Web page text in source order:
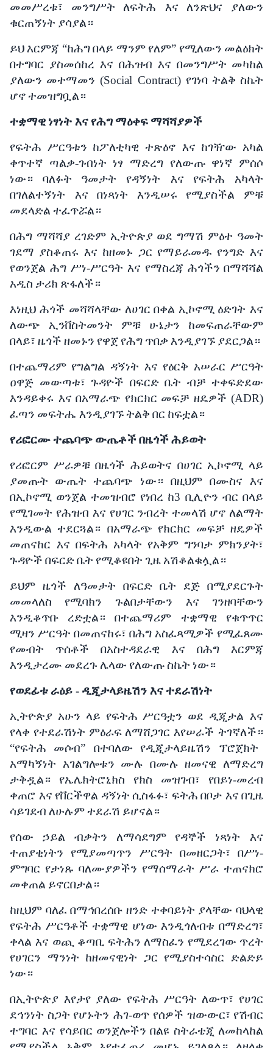
መመሥረቱ፣
መንግሥት ለፍትሕ እና ለንጽህና
ያለውን
ቁርጠኝነት ያሳያል።
ይህእርምጃ “ከሕግ በላይ ማንም የለም” የሚለውን መልዕክት
በተግባር ያስመሰከረ እና በሕዝብ እና በመንግሥት መካከል
ያለውን መተማመን (Social Contract) የገነባ ትልቅ ስኬት
ሆኖተመዝግቧል።
ተቋማዊ ነፃነት እና የሕግ ማዕቀፍ ማሻሻያዎች
የፍትሕ ሥርዓቱን ከፖለቲካዊ ተጽዕኖ እና ከገዥው አካል
ቀጥተኛ ጣልቃ-ገብነት ነፃ ማድረግ የለውጡ ዋነኛ ምሰሶ
ነው።
ባለፉት ዓመታት የዳኝነት እና የፍትሕ
አካላት
በገለልተኝነት እና
በነጻነት እንዲሠሩ የሚያስችል
ምቹ
መደላድል ተፈጥሯል።
በሕግ ማሻሻያ ረገድም ኢትዮጵያ ወደ ግማሽ ምዕተ ዓመት
ገደማ ያስቆጠሩ እና ከዘመኑ ጋር የማይራመዱ የንግድ እና
የወንጀል ሕግ ሥነ-ሥርዓት እና የማስረጃ ሕጎችን በማሻሻል
አዲስ ታሪክ ጽፋለች።
እነዚህ ሕጎች መሻሻላቸው ለሀገር በቀል ኢኮኖሚ ዕድገት እና
ለውጭ
ኢንቨስትመንት ምቹ ሁኔታን
ከመፍጠራቸውም
በላይ፣ ዜጎች ዘመኑን የዋጀ የሕግ ጥበቃ እንዲያገኙ ያደርጋል።
በተጨማሪም የግልግል ዳኝነት እና የዕርቅ አሠራር ሥርዓት
ዐዋጅ መውጣቱ፣ ጉዳዮች በፍርድ ቤት ብቻ ተቀፍድደው
እንዳይቀሩ እና በአማራጭ የክርክር መፍቻ ዘዴዎች (ADR)
ፈጣን መፍትሔ እንዲያገኙትልቅ በር ከፍቷል።
የሪፎርሙተጨባጭ ውጤቶችበዜጎችሕይወት
የሪፎርም ሥራዎቹ በዜጎች ሕይወትና በሀገር ኢኮኖሚ ላይ
ያመጡት
ውጤት ተጨባጭ ነው። በዚህም በሙስና እና
በኢኮኖሚ ወንጀል ተመዝብሮ የነበረ ከ3 ቢሊዮን ብር በላይ
የሚገመት የሕዝብ እና የሀገር ንብረት ተመላሽ ሆኖ ለልማት
እንዲውል ተደርጓል። በአማራጭ የክርክር መፍቻ ዘዴዎች
መጠናከር እና በፍትሕ አካላት የአቅም ግንባታ ምክንያት፣
ጉዳዮች በፍርድቤት የሚቆዩበት ጊዜ አሽቆልቁሏል።
ይህም ዜጎች ለዓመታት በፍርድ ቤት ደጅ በሚያደርጉት
መመላለስ
የሚባክን ጉልበታቸውን እና
ገንዘባቸውን
እንዲቆጥቡ
ረድቷል። በተጨማሪም ተቋማዊ
የቁጥጥር
ሚዛን ሥርዓት በመጠናከሩ፣ በሕግ አስፈጻሚዎች የሚፈጸሙ
የመብት
ጥሰቶች በአስተዳደራዊ እና በሕግ
እርምጃ
እንዲታረሙ መደረጉ ሌላው የለውጡስኬት ነው።
የወደፊቱ ራዕይ - ዲጂታላይዜሽን እናተደራሽነት
ኢትዮጵያ አሁን ላይ የፍትሕ ሥርዓቷን ወደ ዲጂታል እና
የላቀ የተደራሽነት ምዕራፍ ለማሸጋገር እየሠራች ትገኛለች።
“የፍትሕ መሶብ” በተባለው የዲጂታላይዜሽን
ፕሮጀክት
አማካኝነት
አገልግሎቱን ሙሉ በሙሉ ዘመናዊ ለማድረግ
ታቅዷል።
የኤሌክትሮኒክስ የክስ መዝገብ፣ የበይነ-መረብ
ቀጠሮ እና የቨርችዋል ዳኝነት ሲስፋፉ፣ ፍትሕ በቦታ እና በጊዜ
ሳይገደብ ለሁሉምተደራሽ ይሆናል።
የሰው
ኃይል ብቃትን ለማሳደግም የዳኞች
ነጻነት እና
ተጠያቂነትን
የሚያመጣጥን ሥርዓት በመዘርጋት፣ በሥነ-
ምግባር የታነጹ ባለሙያዎችን የማሰማራት ሥራ ተጠናክሮ
መቀጠል ይኖርበታል።
ከዚህም ባለፈ በማኅበረሰቡ ዘንድ ተቀባይነት ያላቸው ባህላዊ
የፍትሕ ሥርዓቶች ተቋማዊ ሆነው እንዲጎለብቱ በማድረግ፣
ቀላል እና ወጪ ቆጣቢ ፍትሕን ለማስፈን የሚደረገው ጥረት
የሀገርን
ማንነት ከዘመናዊነት ጋር የሚያስተሳስር
ድልድይ
ነው።
በኢትዮጵያ እየታየ ያለው የፍትሕ ሥርዓት ለውጥ፣ የሀገር
ደኅንነት ስጋት የሆኑትን ሕገ-ወጥ የሰዎች ዝውውር፣ የሽብር
ተግባር እና የሳይበር ወንጀሎችን በልዩ ስትራቴጂ ለመከላከል